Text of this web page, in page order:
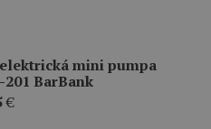
mini pumpa
201 BarBank
€